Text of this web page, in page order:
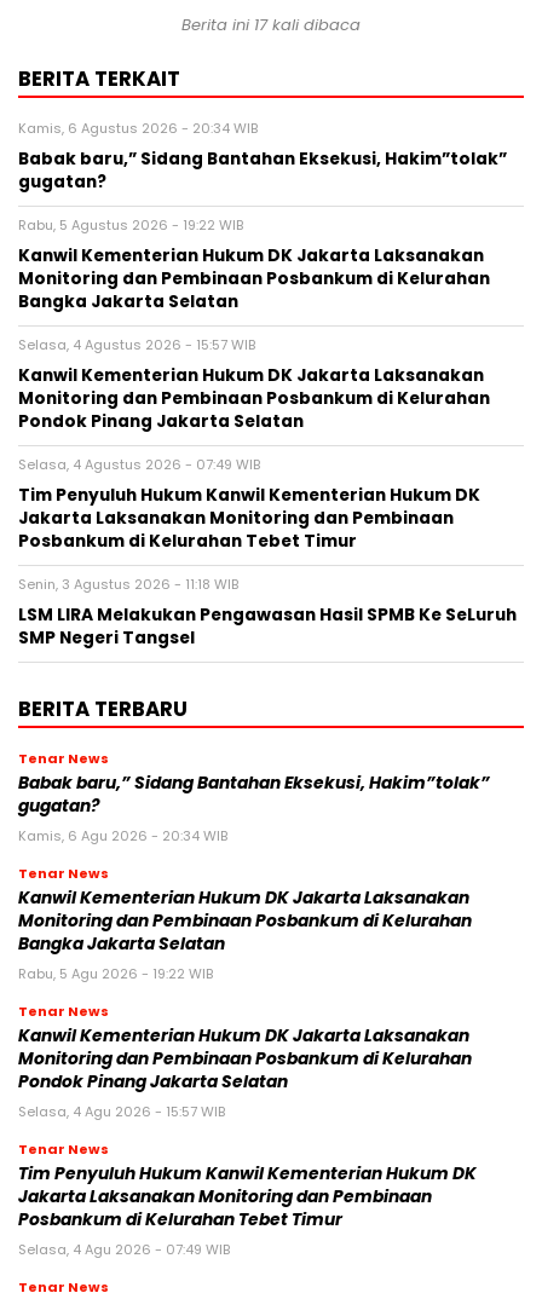
Berita ini 17 kali dibaca
BERITA TERKAIT
Kamis, 6 Agustus 2026 - 20:34 WIB
Babak baru,” Sidang Bantahan Eksekusi, Hakim”tolak”
gugatan?
Rabu, 5 Agustus 2026 - 19:22 WIB
Kanwil Kementerian Hukum DK Jakarta Laksanakan
Monitoring dan Pembinaan Posbankum di Kelurahan
Bangka Jakarta Selatan
Selasa, 4 Agustus 2026 - 15:57 WIB
Kanwil Kementerian Hukum DK Jakarta Laksanakan
Monitoring dan Pembinaan Posbankum di Kelurahan
Pondok Pinang Jakarta Selatan
Selasa, 4 Agustus 2026 - 07:49 WIB
Tim Penyuluh Hukum Kanwil Kementerian Hukum DK
Jakarta Laksanakan Monitoring dan Pembinaan
Posbankum di Kelurahan Tebet Timur
Senin, 3 Agustus 2026 - 11:18 WIB
LSM LIRA Melakukan Pengawasan Hasil SPMB Ke SeLuruh
SMP Negeri Tangsel
BERITA TERBARU
Tenar News
Babak baru,” Sidang Bantahan Eksekusi, Hakim”tolak”
gugatan?
Kamis, 6 Agu 2026 - 20:34 WIB
Tenar News
Kanwil Kementerian Hukum DK Jakarta Laksanakan
Monitoring dan Pembinaan Posbankum di Kelurahan
Bangka Jakarta Selatan
Rabu, 5 Agu 2026 - 19:22 WIB
Tenar News
Kanwil Kementerian Hukum DK Jakarta Laksanakan
Monitoring dan Pembinaan Posbankum di Kelurahan
Pondok Pinang Jakarta Selatan
Selasa, 4 Agu 2026 - 15:57 WIB
Tenar News
Tim Penyuluh Hukum Kanwil Kementerian Hukum DK
Jakarta Laksanakan Monitoring dan Pembinaan
Posbankum di Kelurahan Tebet Timur
Selasa, 4 Agu 2026 - 07:49 WIB
Tenar News